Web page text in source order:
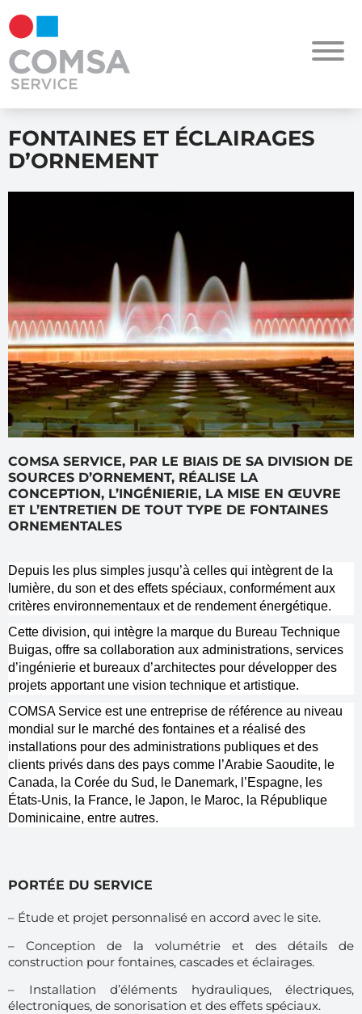
FONTAINES ET ÉCLAIRAGES
D’ORNEMENT
COMSA SERVICE, PAR LE BIAIS DE SA DIVISION DE
SOURCES D’ORNEMENT, RÉALISE LA
CONCEPTION, L’INGÉNIERIE, LA MISE EN ŒUVRE
ET L’ENTRETIEN DE TOUT TYPE DE FONTAINES
ORNEMENTALES
Depuis les plus simples jusqu’à celles qui intègrent de la
lumière, du son et des effets spéciaux, conformément aux
critères environnementaux et de rendement énergétique.
Cette division, qui intègre la marque du Bureau Technique
Buigas, offre sa collaboration aux administrations, services
d’ingénierie et bureaux d’architectes pour développer des
projets apportant une vision technique et artistique.
COMSA Service est une entreprise de référence au niveau
mondial sur le marché des fontaines et a réalisé des
installations pour des administrations publiques et des
clients privés dans des pays comme l’Arabie Saoudite, le
Canada, la Corée du Sud, le Danemark, l’Espagne, les
États-Unis, la France, le Japon, le Maroc, la République
Dominicaine, entre autres.
PORTÉE DU SERVICE
– Étude et projet personnalisé en accord avec le site.
– Conception de la volumétrie et des détails de
construction pour fontaines, cascades et éclairages.
– Installation d’éléments hydrauliques, électriques,
électroniques, de sonorisation et des effets spéciaux.